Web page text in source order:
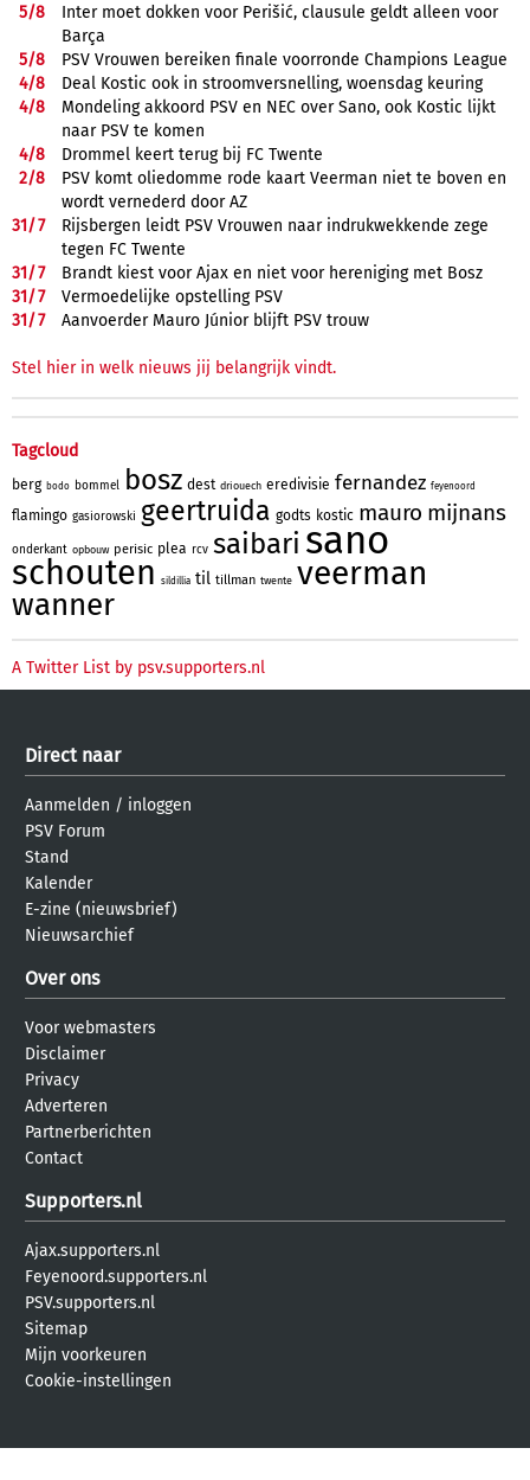
5/8
Inter moet dokken voor Perišić, clausule geldt alleen voor
Barça
5/8
PSV Vrouwen bereiken finale voorronde Champions League
4/8
Deal Kostic ook in stroomversnelling, woensdag keuring
4/8
Mondeling akkoord PSV en NEC over Sano, ook Kostic lijkt
naar PSV te komen
4/8
Drommel keert terug bij FC Twente
2/8
PSV komt oliedomme rode kaart Veerman niet te boven en
wordt vernederd door AZ
31/7
Rijsbergen leidt PSV Vrouwen naar indrukwekkende zege
tegen FC Twente
31/7
Brandt kiest voor Ajax en niet voor hereniging met Bosz
31/7
Vermoedelijke opstelling PSV
31/7 Aanvoerder Mauro Júnior blijft PSV trouw
Stel hier in welk nieuws jij belangrijk vindt.
Tagcloud
berg bodo bommel bosz dest driouech eredivisie fernandez feyenoord
flamingo gasiorowski geertruida godts kostic mauro mijnans
onderkant opbouw perisic plea rcv saibari sano
schouten sildillia til tillman twente veerman
wanner
A Twitter List by psv.supporters.nl
Direct naar
Aanmelden / inloggen
PSV Forum
Stand
Kalender
E-zine (nieuwsbrief)
Nieuwsarchief
Over ons
Voor webmasters
Disclaimer
Privacy
Adverteren
Partnerberichten
Contact
Supporters.nl
Ajax.supporters.nl
Feyenoord.supporters.nl
PSV.supporters.nl
Sitemap
Mijn voorkeuren
Cookie-instellingen